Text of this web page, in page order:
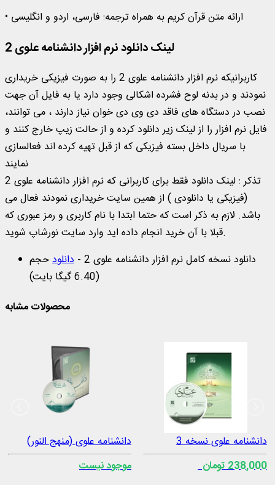
• ارائه متن قرآن کریم به همراه ترجمه: فارسی، اردو و انگلیسی
لینک دانلود نرم افزار دانشنامه علوی 2
کاربرانیکه نرم افزار دانشنامه علوی 2 را به صورت فیزیکی خریداری
نمودند و در بدنه لوح فشرده اشکالی وجود دارد یا به فایل آن جهت
نصب در دستگاه های فاقد دی وی دی خوان نیاز دارند ، می توانند،
فایل نرم افزار را از لینک زیر دانلود کرده و از حالت زیپ خارج کنند و
با سریال داخل بسته فیزیکی که از قبل تهیه کرده اند فعالسازی
نمایند
تذکر : لینک دانلود فقط برای کاربرانی که نرم افزار دانشنامه علوی 2
(فیزیکی یا دانلودی ) از همین سایت خریداری نمودند فعال می
باشد. لازم به ذکر است که حتما ابتدا با نام کاربری و رمز عبوری که
قبلا با آن خرید انجام داده اید وارد سایت نورشاپ شوید.
دانلود نسخه کامل نرم افزار دانشنامه علوی 2 -
دانلودحجم
(6.40 گیگا بایت)
محصولات مشابه
دانشنامه علوی نسخه 3
238,000 تومان
دانشنامه علوی (منهج النور)
موجود نیست